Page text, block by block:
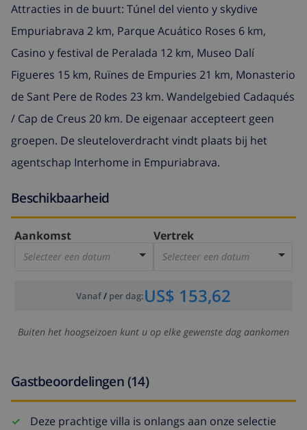
Attracties in de buurt: Túnel del viento y skydive
Empuriabrava 2 km, Parque Acuático Roses 6 km,
Casino y festival de Peralada 12 km, Museo Dalí
Figueres 15 km, Ruïnes de Empuries 21 km, Monasterio
de Sant Pere de Rodes 23 km. Wandelgebied Cadaqués
/ Cap de Creus 20 km. De eigenaar accepteert geen
groepen. De sleuteloverdracht vindt plaats bij het
agentschap Interhome in Empuriabrava.
Beschikbaarheid
Aankomst
Selecteer een datum
Vertrek
Selecteer een datum
Vanaf/ per dag:US$ 153,62
Buiten het hoogseizoen kunt u op elke gewenste dag aankomen
Gastbeoordelingen (14)
Deze prachtige villa is onlangs aan onze selectie